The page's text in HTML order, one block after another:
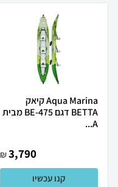
Aqua Marina קיאק
BETTA דגם BE-475 מבית
A...
3,790
₪
קנו עכשיו